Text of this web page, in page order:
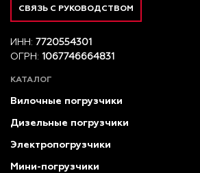
СВЯЗЬ С РУКОВОДСТВОМ
ИНН: 7720554301
ОГРН: 1067746664831
КАТАЛОГ
Вилочные погрузчики
Дизельные погрузчики
Электропогрузчики
Мини-погрузчики